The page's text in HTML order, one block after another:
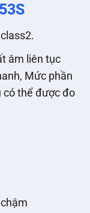
âm liên tục
Mức phần
có thể được đo